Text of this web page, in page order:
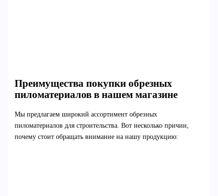
Преимущества покупки обрезных
пиломатериалов в нашем магазине
Мы предлагаем широкий ассортимент обрезных
пиломатериалов для строительства. Вот несколько причин,
почему стоит обращать внимание на нашу продукцию: